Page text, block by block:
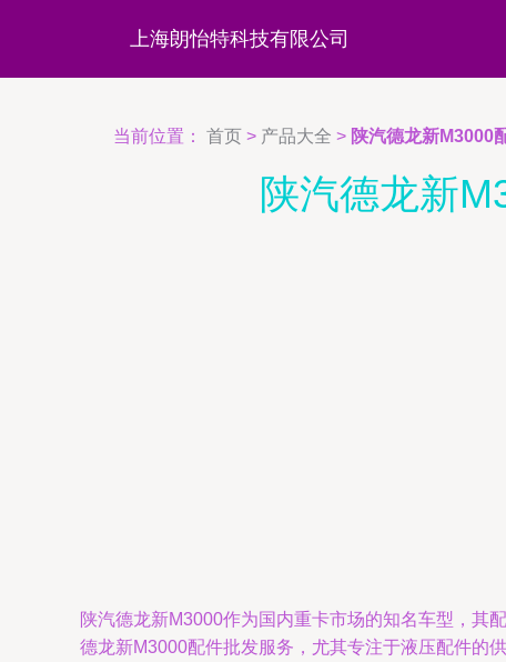
上海朗怡特科技有限公司
当前位置： 首页 > 产品大全 > 陕汽德龙新M3000
陕汽德龙新
陕汽德龙新M3000作为国内重卡市场的知名车型，其
德龙新M3000配件批发服务，尤其专注于液压配件的供